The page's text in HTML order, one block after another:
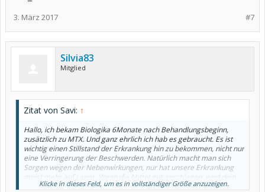
#7
3. März 2017
Silvia83
Mitglied
Zitat von Savi: ↑
Hallo, ich bekam Biologika 6Monate nach Behandlungsbeginn,
zusätzlich zu MTX. Und ganz ehrlich ich hab es gebraucht. Es ist
wichtig einen Stillstand der Erkrankung hin zu bekommen, nicht nur
eine Verringerung der Beschwerden. Natürlich macht man sich
Sorgen wegen der Nebenwirkungen, nur hat unsere Erkrankung
meist mehr auf Lager. Wenn die Mittel gut anschlagen, wird dein
Rheumi die erste sein, die das reduziert. Auch wenn sich das
Klicke in dieses Feld, um es in vollständiger Größe anzuzeigen.